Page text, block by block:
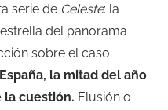
serie de Celeste: la
del panorama
sobre el caso
la mitad del año
la cuestión. Elusión o